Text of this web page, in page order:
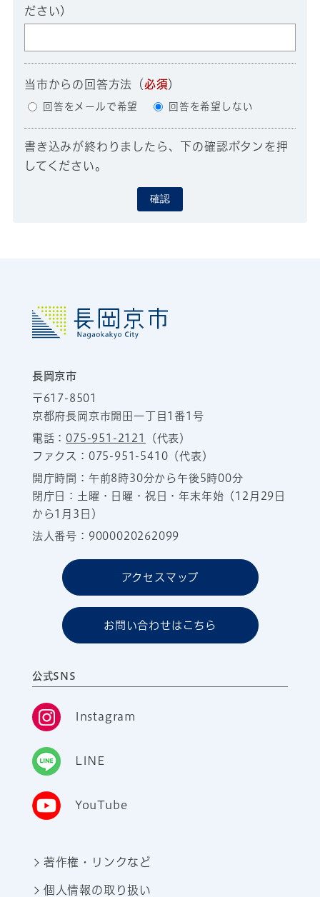
ださい）
当市からの回答方法 （必須）
回答をメールで希望 回答を希望しない
書き込みが終わりましたら、下の確認ボタンを押
してください。
確認
長岡京市
〒617-8501
京都府長岡京市開田一丁目1番1号
電話：075-951-2121
（代表）
ファクス：075-951-5410（代表）
開庁時間：午前8時30分から午後5時00分
閉庁日：土曜・日曜・祝日・年末年始（12月29日
から1月3日）
法人番号：9000020262099
アクセスマップ
お問い合わせはこちら
公式SNS
Instagram
LINE
YouTube
著作権・リンクなど
個人情報の取り扱い